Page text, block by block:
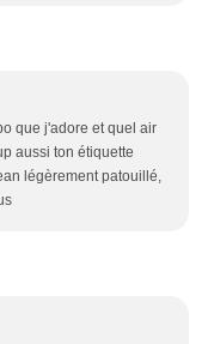
que j'adore et quel air
aussi ton étiquette
légèrement patouillé,